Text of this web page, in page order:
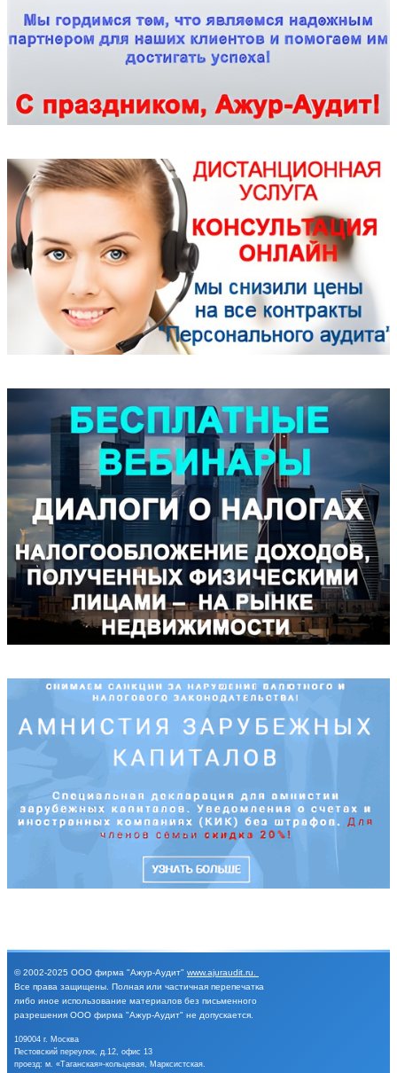
© 2002-2025 ООО фирма "Ажур-Аудит" www.ajuraudit.ru
Все права защищены. Полная или частичная перепечатка
либо иное использование материалов без письменного
разрешения ООО фирма "Ажур-Аудит" не допускается.
109004 г. Москва
Пестовский переулок, д.12, офис 13
проезд: м. «Таганская»-кольцевая, Марксистская.